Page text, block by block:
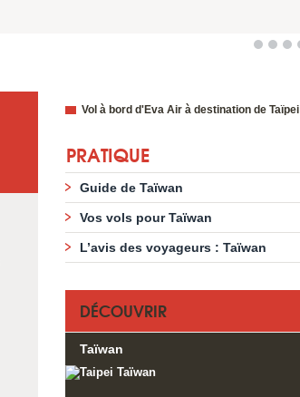
Vol à bord d'Eva Air à destination de Taïpei
PRATIQUE
Guide de Taïwan
Vos vols pour Taïwan
L’avis des voyageurs : Taïwan
DÉCOUVRIR
Taïwan